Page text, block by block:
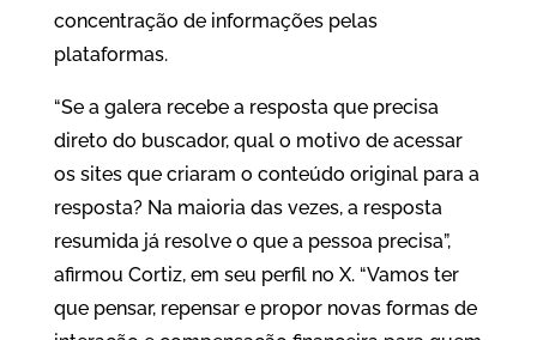
concentração de informações pelas
plataformas.
“Se a galera recebe a resposta que precisa
direto do buscador, qual o motivo de acessar
os sites que criaram o conteúdo original para a
resposta? Na maioria das vezes, a resposta
resumida já resolve o que a pessoa precisa”,
afirmou Cortiz, em seu perfil no X. “Vamos ter
que pensar, repensar e propor novas formas de